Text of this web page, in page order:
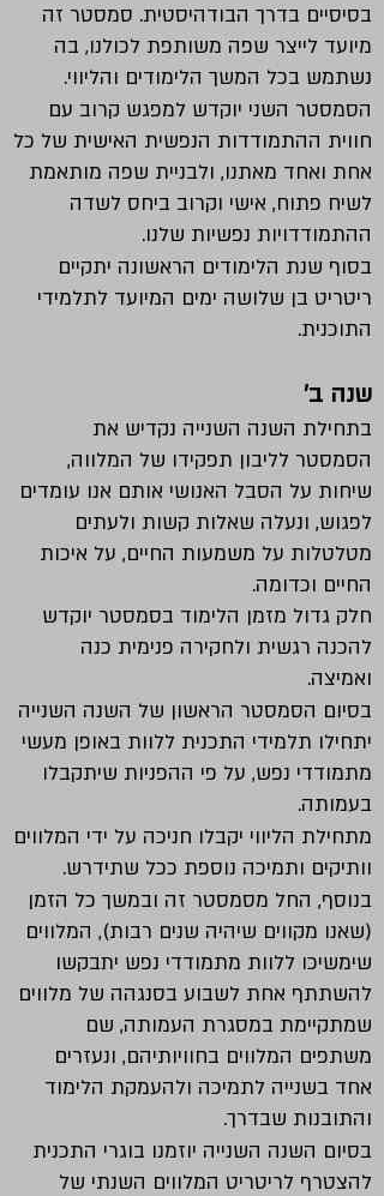
בסיסיים בדרך הבודהיסטית. סמסטר זה
מיועד לייצר שפה משותפת לכולנו, בה
נשתמש בכל המשך הלימודים והליווי.
הסמסטר השני יוקדש למפגש קרוב עם
חווית ההתמודדות הנפשית האישית של כל
אחת ואחד מאתנו, ולבניית שפה מותאמת
לשיח פתוח, אישי וקרוב ביחס לשדה
ההתמודדויות נפשיות שלנו.
בסוף שנת הלימודים הראשונה יתקיים
ריטריט בן שלושה ימים המיועד לתלמידי
התוכנית.
שנה ב'
בתחילת השנה השנייה נקדיש את
הסמסטר לליבון תפקידו של המלווה,
שיחות על הסבל האנושי אותם אנו עומדים
לפגוש, ונעלה שאלות קשות ולעתים
מטלטלות על משמעות החיים, על איכות
החיים וכדומה.
חלק גדול מזמן הלימוד בסמסטר יוקדש
להכנה רגשית ולחקירה פנימית כנה
ואמיצה.
בסיום הסמסטר הראשון של השנה השנייה
יתחילו תלמידי התכנית ללוות באופן מעשי
מתמודדי נפש, על פי ההפניות שיתקבלו
בעמותה.
מתחילת הליווי יקבלו חניכה על ידי המלווים
וותיקים ותמיכה נוספת ככל שתידרש.
בנוסף, החל מסמסטר זה ובמשך כל הזמן
(שאנו מקווים שיהיה שנים רבות), המלווים
שימשיכו ללוות מתמודדי נפש יתבקשו
להשתתף אחת לשבוע בסנגהה של מלווים
שמתקיימת במסגרת העמותה, שם
משתפים המלווים בחוויותיהם, ונעזרים
אחד בשנייה לתמיכה ולהעמקת הלימוד
והתובנות שבדרך.
בסיום השנה השנייה יוזמנו בוגרי התכנית
להצטרף לריטריט המלווים השנתי של